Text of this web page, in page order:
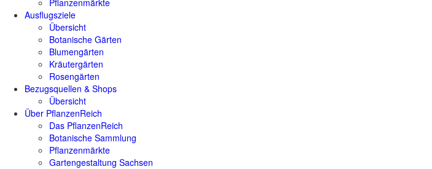
Ausflugsziele
Übersicht
Botanische Gärten
Blumengärten
Kräutergärten
Rosengärten
Bezugsquellen & Shops
Übersicht
Über PflanzenReich
Das PflanzenReich
Botanische Sammlung
Pflanzenmärkte
Gartengestaltung Sachsen